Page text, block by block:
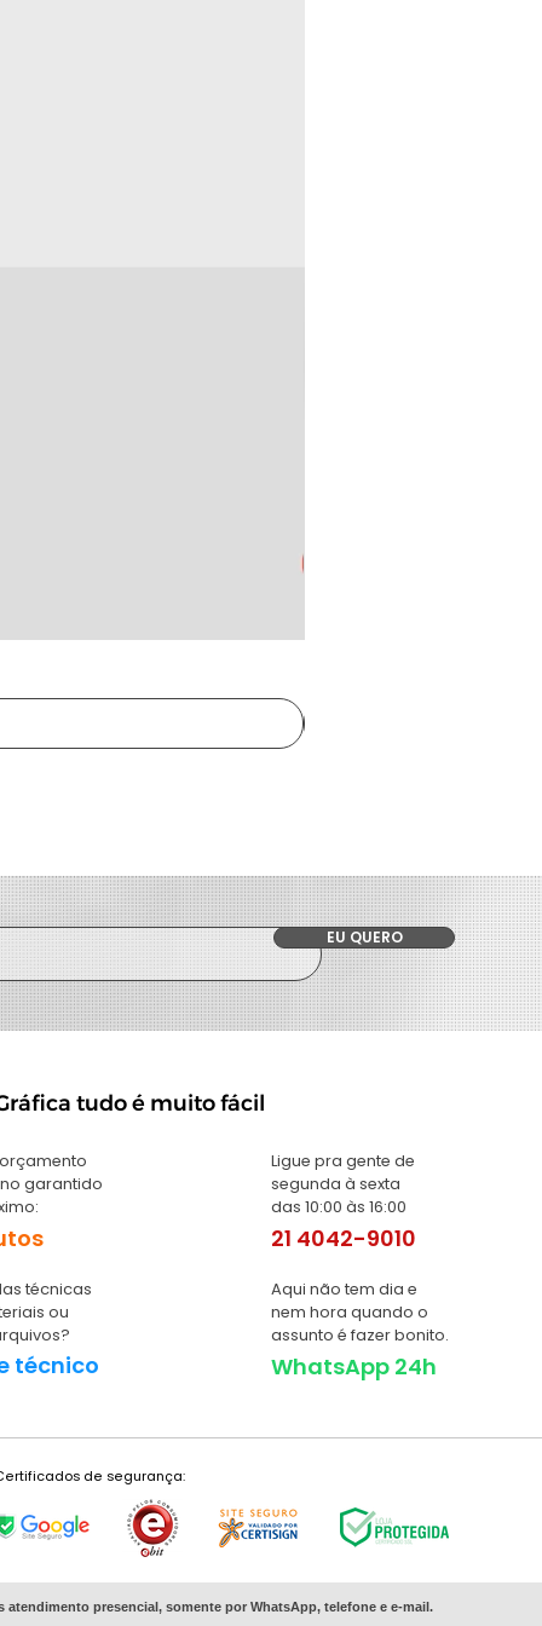
EU QUERO
tudo é muito fácil
garantido
técnicas
ou
técnico
Ligue pra gente de
segunda à sexta
das 10:00 às 16:00
21 4042-9010
Aqui não tem dia e
nem hora quando o
assunto é fazer bonito.
WhatsApp 24h
de segurança:
atendimento presencial, somente por WhatsApp, telefone e e-mail.